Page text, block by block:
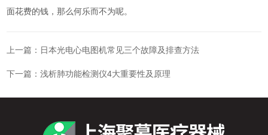
面花费的钱，那么何乐而不为呢。
上一篇： 日本光电心电图机常见三个故障及排查方法
下一篇：浅析肺功能检测仪4大重要性及原理